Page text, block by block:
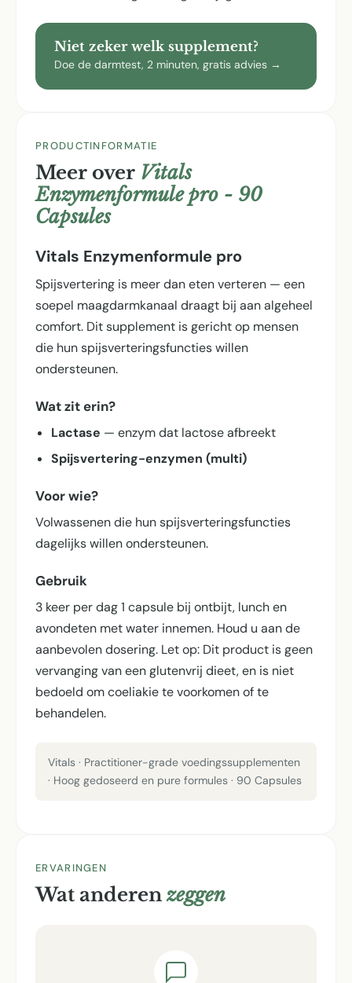
Niet zeker welk supplement?
Doe de darmtest, 2 minuten, gratis advies →
PRODUCTINFORMATIE
Meer over Vitals
Enzymenformule pro - 90
Capsules
Vitals Enzymenformule pro
Spijsvertering is meer dan eten verteren — een
soepel maagdarmkanaal draagt bij aan algeheel
comfort. Dit supplement is gericht op mensen
die hun spijsverterings­functies willen
ondersteunen.
Wat zit erin?
Lactase — enzym dat lactose afbreekt
Spijsvertering-enzymen (multi)
Voor wie?
Volwassenen die hun spijsverterings­functies
dagelijks willen ondersteunen.
Gebruik
3 keer per dag 1 capsule bij ontbijt, lunch en
avondeten met water innemen. Houd u aan de
aanbevolen dosering. Let op: Dit product is geen
vervanging van een glutenvrij dieet, en is niet
bedoeld om coeliakie te voorkomen of te
behandelen.
Vitals · Practitioner-grade voedingssupplementen
· Hoog gedoseerd en pure formules · 90 Capsules
ERVARINGEN
Wat anderenzeggen